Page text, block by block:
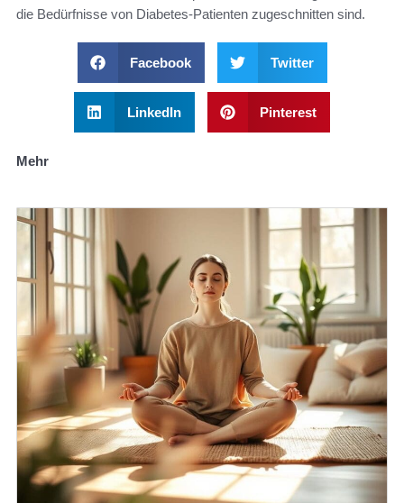
die Bedürfnisse von Diabetes-Patienten zugeschnitten sind.
Facebook Twitter
LinkedIn Pinterest
Mehr